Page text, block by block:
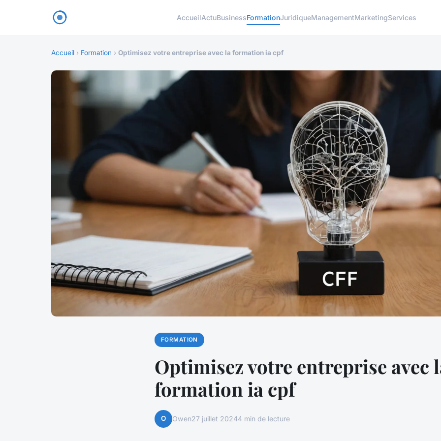
AccueilActuBusinessFormationJuridiqueManagementMarketingServices
Accueil › Formation › Optimisez votre entreprise avec la formation ia cpf
FORMATION
Optimisez votre entreprise avec
formation ia cpf
O Owen27 juillet 20244 min de lecture